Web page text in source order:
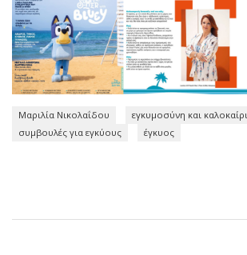
Μαριλία Νικολαΐδου
εγκυμοσύνη και καλοκαίρι
συμβουλές για εγκύους
έγκυος